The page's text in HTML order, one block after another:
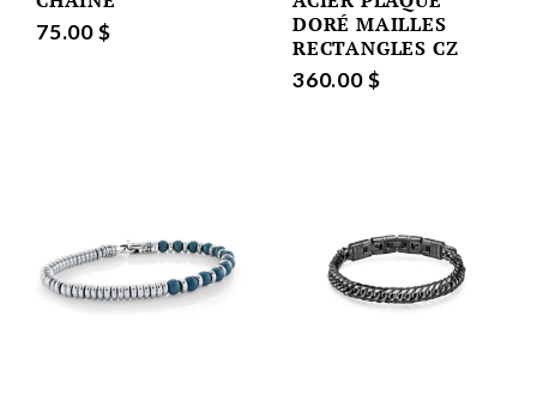
75.00 $
DORÉ MAILLES
RECTANGLES CZ
360.00 $